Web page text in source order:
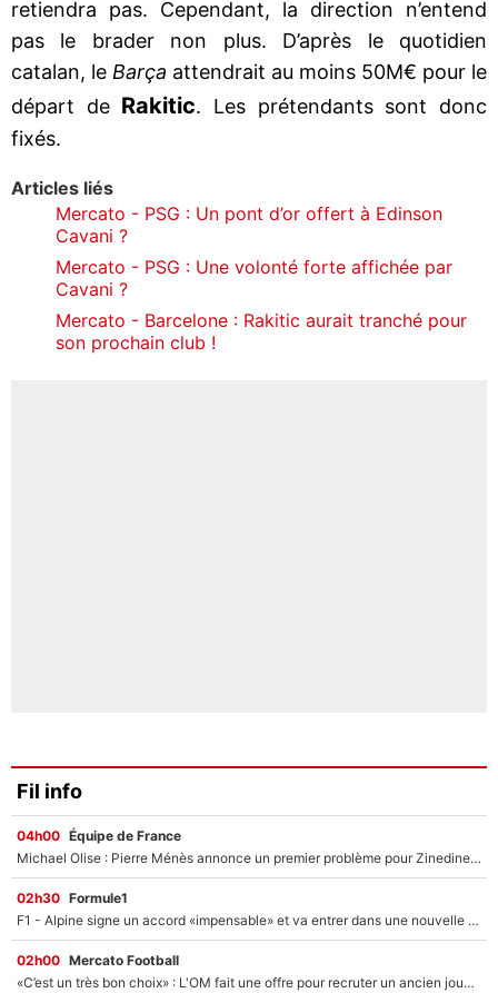
retiendra pas. Cependant, la direction n’entend
pas le brader non plus. D’après le quotidien
catalan, le Barça attendrait au moins 50M€ pour le
départ de Rakitic. Les prétendants sont donc
fixés.
Articles liés
Mercato - PSG : Un pont d’or offert à Edinson
Cavani ?
Mercato - PSG : Une volonté forte affichée par
Cavani ?
Mercato - Barcelone : Rakitic aurait tranché pour
son prochain club !
Fil info
04h00 Équipe de France
Michael Olise : Pierre Ménès annonce un premier problème pour Zinedine Zidane en équipe de France
02h30 Formule1
F1 - Alpine signe un accord «impensable» et va entrer dans une nouvelle dimension : Grande nouvelle pour Pierre Gasly !
02h00 Mercato Football
«C’est un très bon choix» : L'OM fait une offre pour recruter un ancien joueur du PSG... et c'est validé dans l'After Foot !